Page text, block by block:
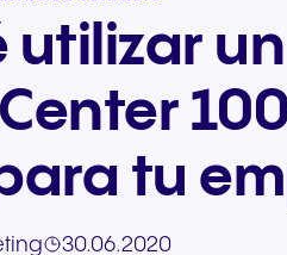
Finanzas y
utilizar un
tu
30.06.2020